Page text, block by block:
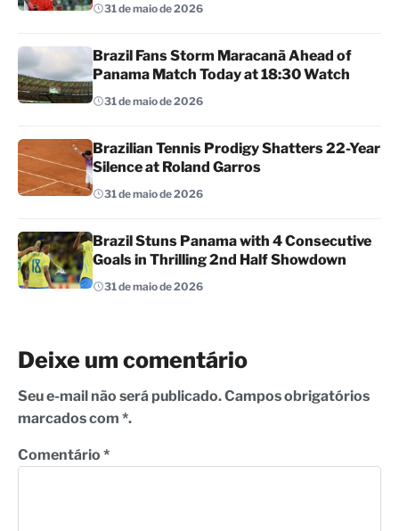
31 de maio de 2026
Brazil Fans Storm Maracanã Ahead of
Panama Match Today at 18:30 Watch
31 de maio de 2026
Brazilian Tennis Prodigy Shatters 22-Year
Silence at Roland Garros
31 de maio de 2026
Brazil Stuns Panama with 4 Consecutive
Goals in Thrilling 2nd Half Showdown
31 de maio de 2026
Deixe um comentário
Seu e-mail não será publicado. Campos obrigatórios
marcados com *.
Comentário *